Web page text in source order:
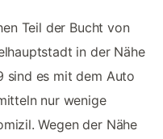
Teil der Bucht von
in der Nähe
sind es mit dem Auto
nur wenige
Wegen der Nähe